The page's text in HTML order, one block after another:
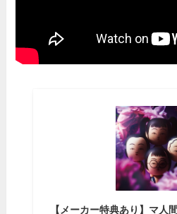
【メーカー特典あり】マ人